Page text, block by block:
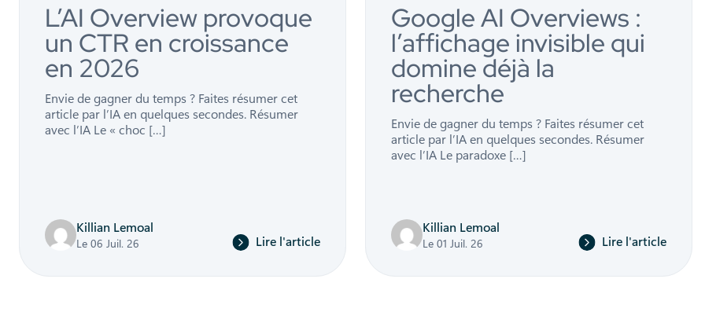
L’AI Overview provoque
un CTR en croissance
en 2026
Envie de gagner du temps ? Faites résumer cet
article par l’IA en quelques secondes. Résumer
avec l’IA Le « choc […]
Killian Lemoal
Le 06 Juil. 26 Lire l'article
Google AI Overviews :
l’affichage invisible qui
domine déjà la
recherche
Envie de gagner du temps ? Faites résumer cet
article par l’IA en quelques secondes. Résumer
avec l’IA Le paradoxe […]
Killian Lemoal
Le 01 Juil. 26 Lire l'article